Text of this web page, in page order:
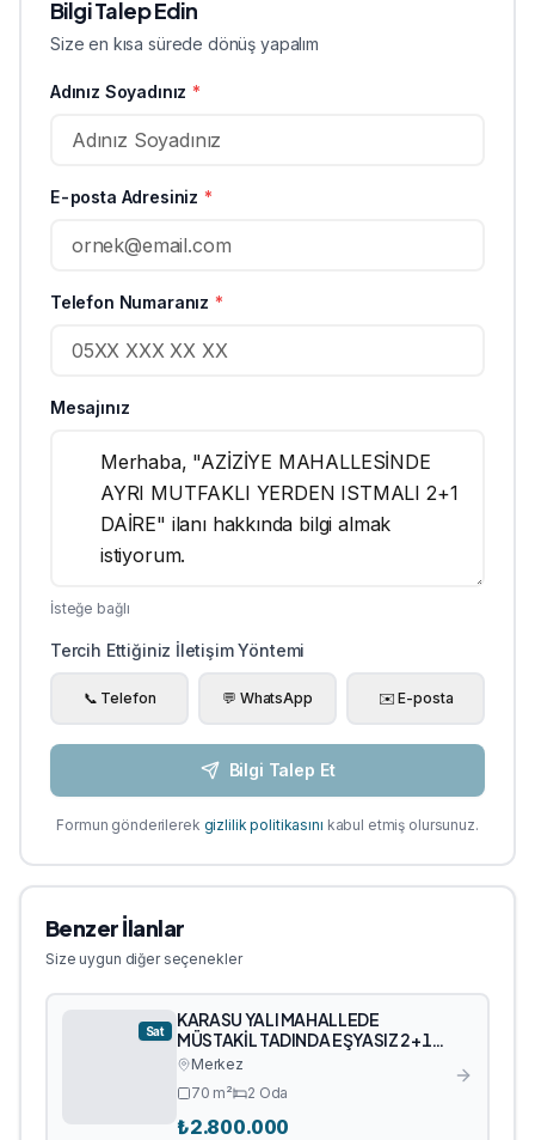
Bilgi Talep Edin
Size en kısa sürede dönüş yapalım
Adınız Soyadınız *
E-posta Adresiniz *
Telefon Numaranız *
Mesajınız
İsteğe bağlı
Tercih Ettiğiniz İletişim Yöntemi
📞 Telefon 💬 WhatsApp ✉️ E-posta
Bilgi Talep Et
Formun gönderilerek gizlilik politikasını kabul etmiş olursunuz.
Benzer İlanlar
Size uygun diğer seçenekler
Sat
KARASU YALI MAHALLEDE
MÜSTAKİL TADINDA EŞYASIZ 2+1
SATILIK DAİRE
Merkez
70 m² 2 Oda
₺2.800.000